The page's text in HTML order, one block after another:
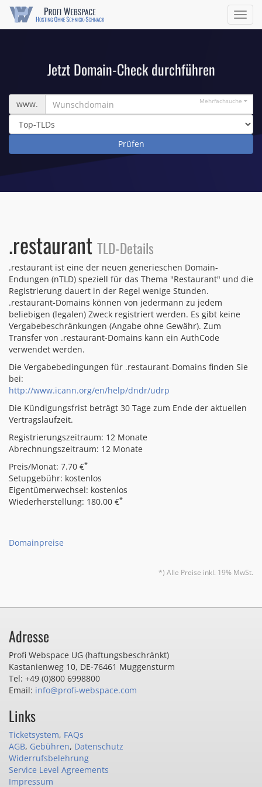
ein/
Jetzt Domain-Check durchführen
Wunschdomain
www. Mehrfachsuche
.restaurant TLD-Details
.restaurant ist eine der neuen generieschen Domain-
Endungen (nTLD) speziell für das Thema "Restaurant" und die
Registrierung dauert in der Regel wenige Stunden.
.restaurant-Domains können von jedermann zu jedem
beliebigen (legalen) Zweck registriert werden. Es gibt keine
Vergabebeschränkungen (Angabe ohne Gewähr). Zum
Transfer von .restaurant-Domains kann ein AuthCode
verwendet werden.
Die Vergabebedingungen für .restaurant-Domains finden Sie
bei:
http://www.icann.org/en/help/dndr/udrp
Die Kündigungsfrist beträgt 30 Tage zum Ende der aktuellen
Vertragslaufzeit.
Registrierungszeitraum: 12 Monate
Abrechnungszeitraum: 12 Monate
Preis/Monat: 7.70 €*
Setupgebühr: kostenlos
Eigentümerwechsel: kostenlos
Wiederherstellung: 180.00 €*
Domainpreise
*) Alle Preise inkl. 19% MwSt.
Adresse
Profi Webspace UG (haftungsbeschränkt)
Kastanienweg 10, DE-76461 Muggensturm
Tel: +49 (0)800 6998800
Email: info@profi-webspace.com
Links
Ticketsystem, FAQs
AGB, Gebühren, Datenschutz
Widerrufsbelehrung
Service Level Agreements
Impressum